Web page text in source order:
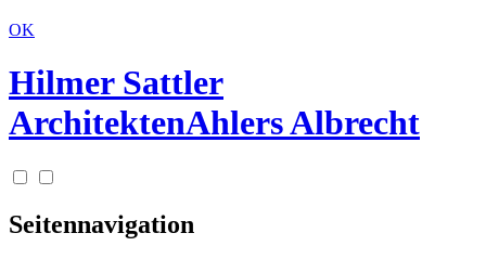
OK
Hilmer Sattler
ArchitektenAhlers Albrecht
Seitennavigation